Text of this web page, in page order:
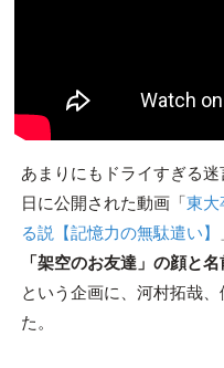
あまりにもドライすぎる
日に公開された動画「東大
る説【記憶力の無駄遣い】
「架空のお友達」の顔と
という企画に、河村拓哉
た。